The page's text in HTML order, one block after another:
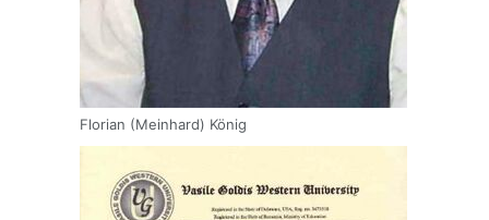
Florian (Meinhard) König